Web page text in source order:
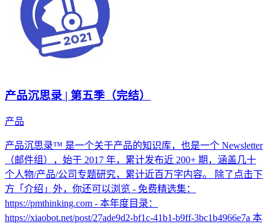
产品沉思录 | 第五季（完结）
产品
产品沉思录™ 是一个关于产品的知识库，也是一个 Newsletter
（邮件组），始于 2017 年，累计发布近 200+ 期，涵盖几十
个人物/产品/公司专题研究，累计近百万字内容。 除了点击下
方「介绍」外，你还可以浏览 - 免费精选集：
https://pmthinking.com - 本年度目录：
https://xiaobot.net/post/27ade9d2-bf1c-41b1-b9ff-3bc1b4966e7a 本